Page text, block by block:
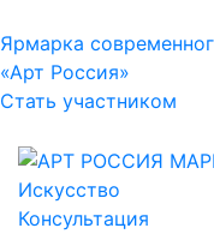
Ярмарка
«Арт Россия»
Стать участником
Искусство
Консультация